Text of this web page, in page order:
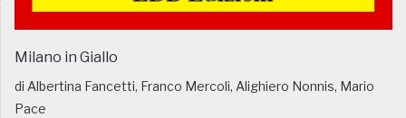
Milano in Giallo
di Albertina Fancetti, Franco Mercoli, Alighiero Nonnis, Mario
Pace